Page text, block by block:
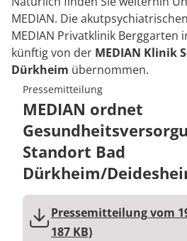
Kinder-und Jugendreha
Gastroenterologie
Geriatrie
Gynäkologie
HTS & Cochlea
Long Covid
Prävention
Nachsorge
Energiepolitik
Publikationsdatenbank
Kosten & Kostenträger
Zuzahlung & Befreiung
Reha Checkliste
Über MEDIAN
Kooperationen
Presse
Blog
Karriere
MEDIAN. Die
MEDIAN Privatklinik Berggarten
künftig von der MEDIAN Klinik
Dürkheim übernommen.
Pressemitteilung
MEDIAN ordnet
Standort Bad
Dürkheim/
Pressemitteilung vom
187 KB)